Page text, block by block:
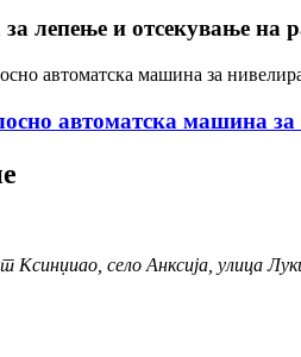
лепење и отсекување на
автоматска машина
Ксинџиао, село Анксија, улица